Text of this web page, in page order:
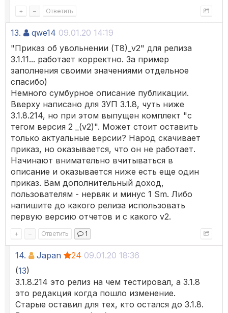
+ – Ответить
13. qwe14 09.01.20 14:19
"Приказ об увольнении (Т8)_v2" для релиза
3.1.11... работает корректно. За пример
заполнения своими значениями отдельное
спасибо)
Немного сумбурное описание публикации.
Вверху написано для ЗУП 3.1.8, чуть ниже
3.1.8.214, но при этом выпущен комплект "с
тегом версия 2 _(v2)". Может стоит оставить
только актуальные версии? Народ скачивает
приказ, но оказывается, что он не работает.
Начинают внимательно вчитываться в
описание и оказывается ниже есть еще один
приказ. Вам дополнительный доход,
пользователям - нервяк и минус 1 Sm. Либо
напишите до какого релиза использовать
первую версию отчетов и с какого v2.
+ – Ответить 1
14. Japan 24 09.01.20 18:36
(13)
3.1.8.214 это релиз на чем тестировал, а 3.1.8
это редакция когда пошло изменение.
Старые оставил для тех, кто остался до 3.1.8.